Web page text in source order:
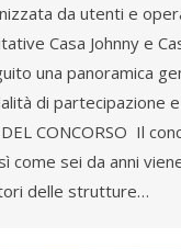
da utenti e
Casa Johnny e
una panoramica
di partecipazione
CONCORSO Il
come sei da anni
delle strutture…